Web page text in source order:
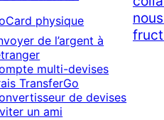
physique
de l’argent à
multi-devises
TransferGo
de devises
un ami